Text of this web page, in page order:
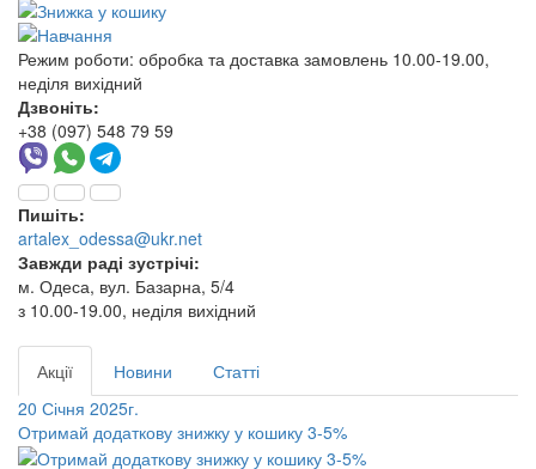
Режим роботи: обробка та доставка замовлень 10.00-19.00,
неділя вихідний
Дзвоніть:
+38 (097) 548 79 59
Пишіть:
artalex_odessa@ukr.net
Завжди раді зустрічі:
м. Одеса, вул. Базарна, 5/4
з 10.00-19.00, неділя вихідний
Акції Новини
Статті
20 Січня 2025г.
Отримай додаткову знижку у кошику 3-5%